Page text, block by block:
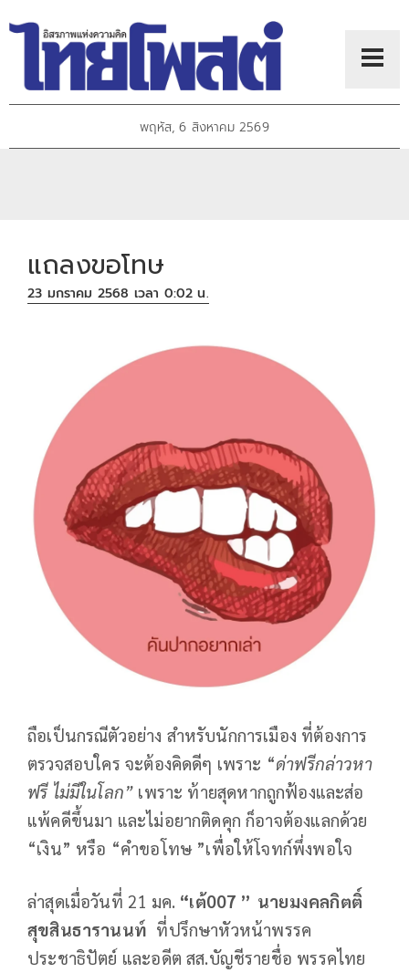
พฤหัส, 6 สิงหาคม 2569
แถลงขอโทษ
23 มกราคม 2568 เวลา 0:02 น.
ถือเป็นกรณีตัวอย่าง สำหรับนักการเมือง ที่ต้องการ
ตรวจสอบใคร จะต้องคิดดีๆ เพราะ “ด่าฟรีกล่าวหา
ฟรี ไม่มีในโลก” เพราะ ท้ายสุดหากถูกฟ้องและส่อ
แพ้คดีขึ้นมา และไม่อยากติดคุก ก็อาจต้องแลกด้วย
“เงิน” หรือ “คำขอโทษ ”เพื่อให้โจทก์พึ่งพอใจ
ล่าสุดเมื่อวันที่ 21 มค. “เต้007 ” นายมงคลกิตติ์
สุขสินธารานนท์ ที่ปรึกษาหัวหน้าพรรค
ประชาธิปัตย์ และอดีต สส.บัญชีรายชื่อ พรรคไทย